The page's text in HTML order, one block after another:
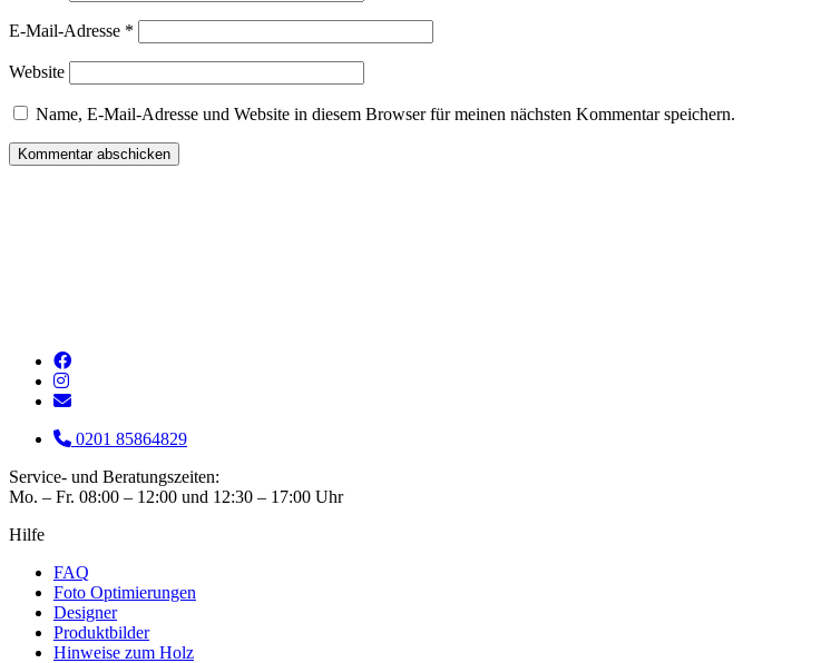
E-Mail-Adresse *
Website
Name, E-Mail-Adresse und Website in diesem Browser für meinen nächsten Kommentar speichern.
0201 85864829
Service- und Beratungszeiten:
Mo. – Fr. 08:00 – 12:00 und 12:30 – 17:00 Uhr
Hilfe
FAQ
Foto Optimierungen
Designer
Produktbilder
Hinweise zum Holz